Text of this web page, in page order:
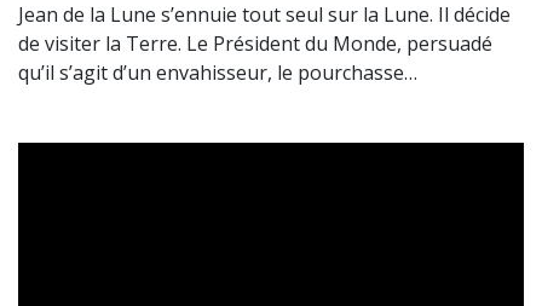
Jean de la Lune s’ennuie tout seul sur la Lune. Il décide
de visiter la Terre. Le Président du Monde, persuadé
qu’il s’agit d’un envahisseur, le pourchasse…